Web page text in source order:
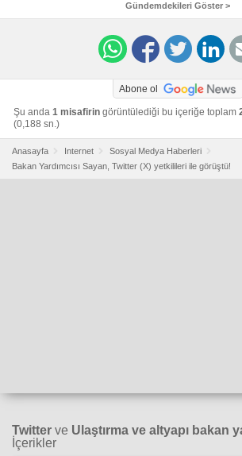
Gündemdekileri Göster >
Abone ol
Şu anda 1 misafirin görüntülediği bu içeriğe toplam
(0,188 sn.)
Anasayfa Internet
Sosyal Medya Haberleri
Bakan Yardımcısı Sayan, Twitter (X) yetkilileri ile görüştü!
Twitter ve Ulaştırma ve altyapı bakan
İçerikler